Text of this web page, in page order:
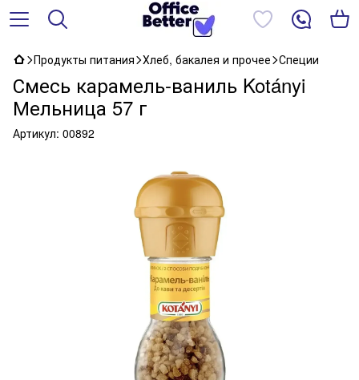
Продукты питания Хлеб, бакалея и прочее Специи
Смесь карамель-ваниль Kotányi
Мельница 57 г
Артикул: 00892